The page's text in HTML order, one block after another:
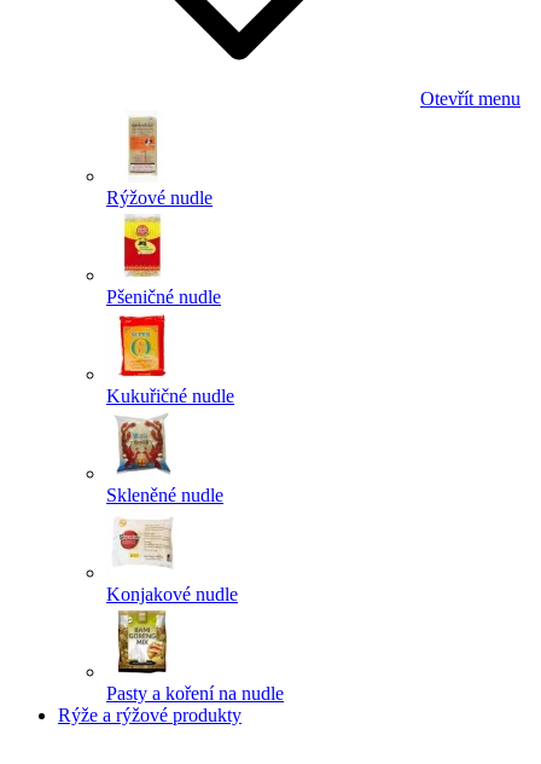
Otevřít menu
Rýžové nudle
Pšeničné nudle
Kukuřičné nudle
Skleněné nudle
Konjakové nudle
Pasty a koření na nudle
Rýže a rýžové produkty